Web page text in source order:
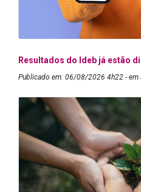
Resultados do Ideb já estão
Publicado em: 06/08/2026 4h22 - em